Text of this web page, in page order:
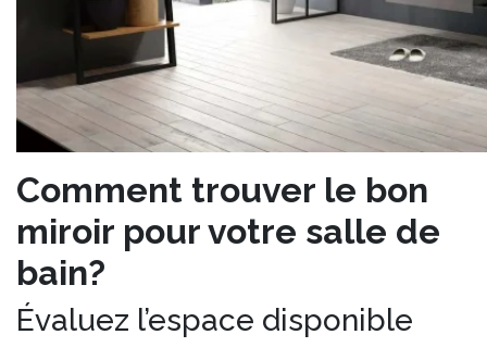
Comment trouver le bon
miroir pour votre salle de
bain?
Évaluez l’espace disponible